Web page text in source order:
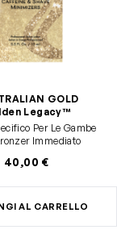
GOLD
Legacy™
Per Le Gambe
Immediato
40,00 €
AL CARRELLO